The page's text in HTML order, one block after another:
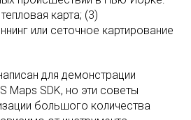
карта; (3)
или сеточное картирование
для демонстрации
Maps SDK, но эти советы
большого количества